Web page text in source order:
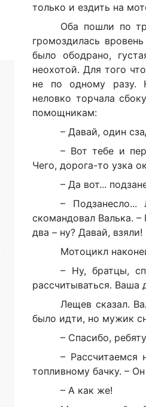
только и ездить на
Оба пошли по
громоздилась
было ободрано,
неохотой. Для того
не по одному разу.
неловко торчала
помощникам:
– Давай, один
– Вот тебе и
Чего, дорога-то узка
– Да вот...
–
скомандовал Валька.
два – ну? Давай, взяли!
Мотоцикл
– Ну, братцы,
рассчитываться. Ваша
Лещев сказал.
было идти, но мужик
– Спасибо,
– Рассчитаемся
топливному бачку. –
– А как же!